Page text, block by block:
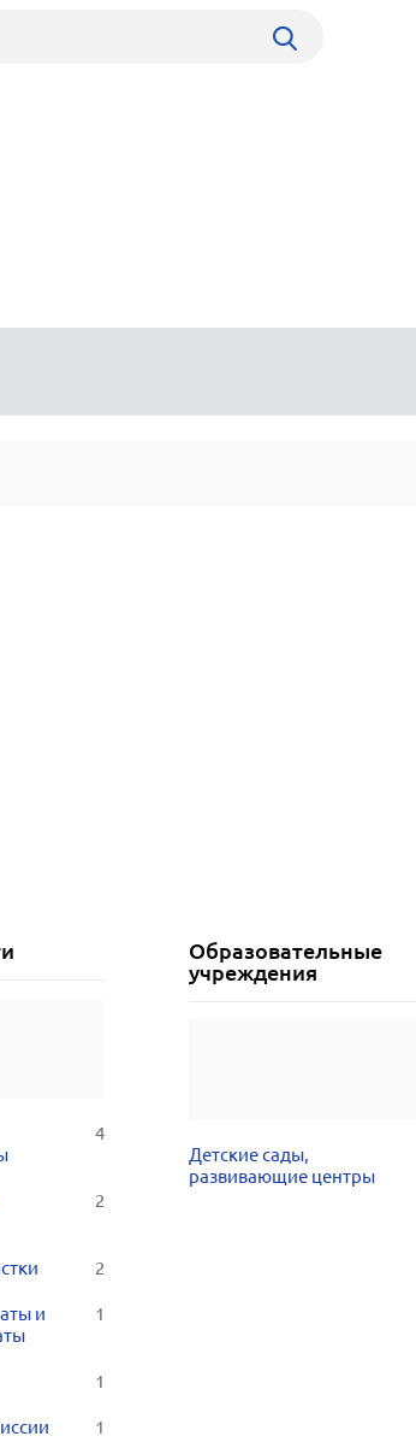
4
2
2
и
1
1
1
Образовательные
учреждения
Детские сады,
развивающие центры